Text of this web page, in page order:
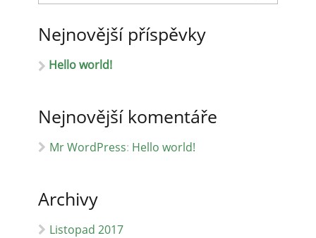
Nejnovější příspěvky
Hello world!
Nejnovější komentáře
Mr WordPress: Hello world!
Archivy
Listopad 2017